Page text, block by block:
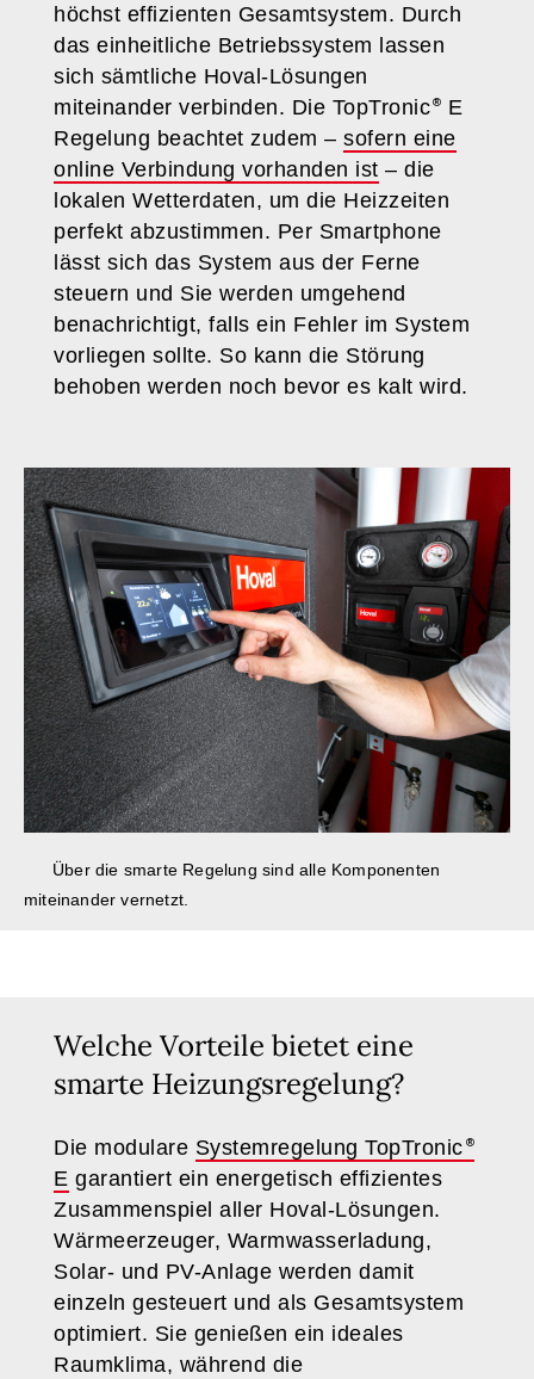
höchst effizienten Gesamtsystem. Durch
das einheitliche Betriebssystem lassen
sich sämtliche Hoval-Lösungen
miteinander verbinden. Die TopTronic
E
Regelung beachtet zudem – sofern eine
online Verbindung vorhanden ist – die
lokalen Wetterdaten, um die Heizzeiten
perfekt abzustimmen. Per Smartphone
lässt sich das System aus der Ferne
steuern und Sie werden umgehend
benachrichtigt, falls ein Fehler im System
vorliegen sollte. So kann die Störung
behoben werden noch bevor es kalt wird.
Über die smarte Regelung sind alle Komponenten
miteinander vernetzt.
Welche Vorteile bietet eine
smarte Heizungsregelung?
Die modulare Systemregelung TopTronic
E garantiert ein energetisch effizientes
Zusammenspiel aller Hoval-Lösungen.
Wärmeerzeuger, Warmwasserladung,
Solar- und PV-Anlage werden damit
einzeln gesteuert und als Gesamtsystem
optimiert. Sie genießen ein ideales
Raumklima, während die